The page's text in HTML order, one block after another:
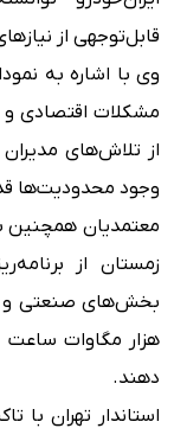
قابل‌توجهی از
وی با اشاره به
مشکلات اقتصادی و
از تلاش‌های
وجود محدودیت‌ها
معتمدیان همچنین
زمستان از
هزار مگاوات ساعت
دهند.
استاندار تهران با